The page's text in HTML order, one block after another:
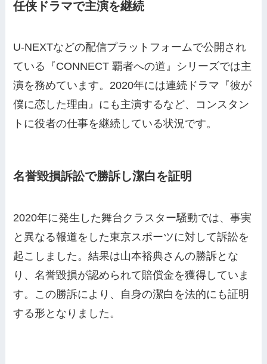
任侠ドラマで主演を継続
U-NEXTなどの配信プラットフォームで公開され
ている『CONNECT 覇者への道』シリーズでは主
演を務めています。2020年には連続ドラマ『彼が
僕に恋した理由』にも主演するなど、コンスタン
トに役者の仕事を継続している状況です。
名誉毀損訴訟で勝訴し潔白を証明
2020年に発生した舞台クラスター騒動では、事実
と異なる報道をした東京スポーツに対して訴訟を
起こしました。結果は山本裕典さんの勝訴とな
り、名誉毀損が認められて賠償金を獲得していま
す。この勝訴により、自身の潔白を法的にも証明
する形となりました。